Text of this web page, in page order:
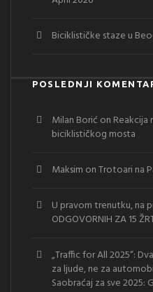
Biciklističke staze u
POSLEDNJI
Milan Borić on
biciklističkog mosta
Maksim onTrotoari na
U pravom trenutku, na
ODGOVORNIH ZA 15
„Traffic for All 2025“:
za ljude, ne za
Saobraćaj za sve